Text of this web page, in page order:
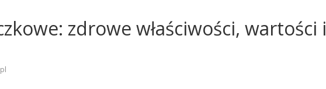
zdrowe właściwości, wartości i